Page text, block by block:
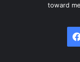
toward